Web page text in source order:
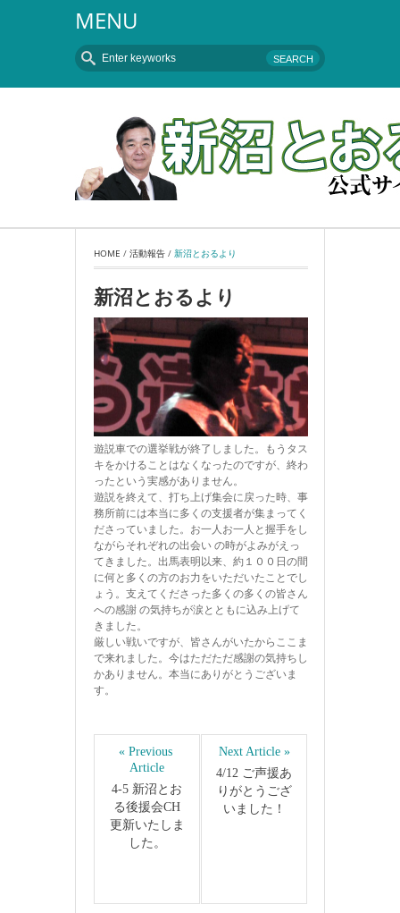
MENU
HOME / 活動報告 / 新沼とおるより
新沼とおるより
遊説車での選挙戦が終了しました。もうタス
キをかけることはなくなったのですが、終わ
ったという実感がありません。
遊説を終えて、打ち上げ集会に戻った時、事
務所前には本当に多くの支援者が集まってく
ださっていました。お一人お一人と握手をし
ながらそれぞれの出会い の時がよみがえっ
てきました。出馬表明以来、約１００日の間
に何と多くの方のお力をいただいたことでし
ょう。支えてくださった多くの多くの皆さん
への感謝 の気持ちが涙とともに込み上げて
きました。
厳しい戦いですが、皆さんがいたからここま
で来れました。今はただただ感謝の気持ちし
かありません。本当にありがとうございま
す。
« Previous
Article
4-5 新沼とお
る後援会CH
更新いたしま
した。
Next Article »
4/12 ご声援あ
りがとうござ
いました！